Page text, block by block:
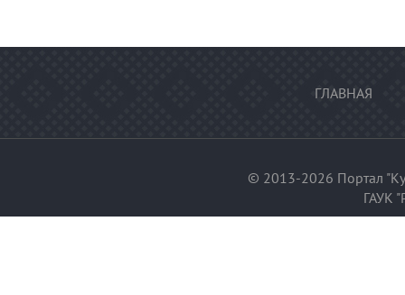
ГЛАВНАЯ
© 2013-2026 Портал
ГАУК